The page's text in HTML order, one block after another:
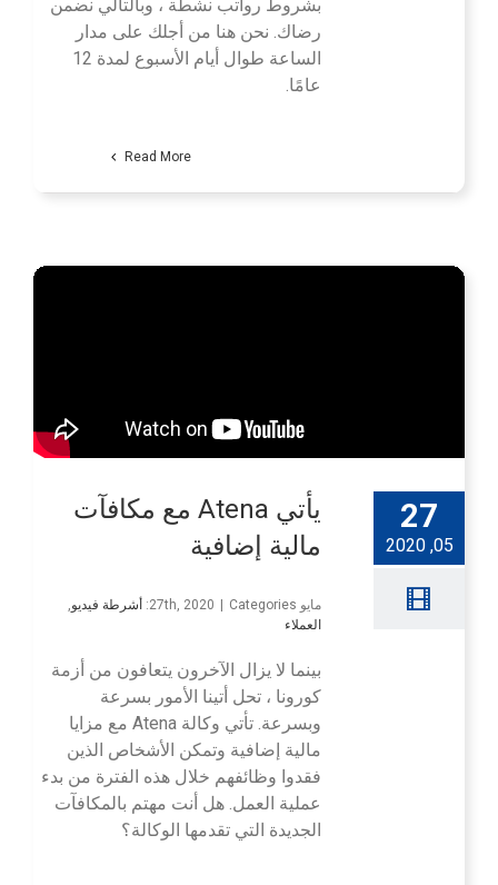
بشروط رواتب نشطة ، وبالتالي نضمن
رضاك. نحن هنا من أجلك على مدار
الساعة طوال أيام الأسبوع لمدة 12
عامًا.
Read More
27
05, 2020
يأتي Atena مع مكافآت
مالية إضافية
مايو 27th, 2020 | Categories: أشرطة فيديو
العملاء
بينما لا يزال الآخرون يتعافون من أزمة
كورونا ، تحل أتينا الأمور بسرعة
وبسرعة. تأتي وكالة Atena مع مزايا
مالية إضافية وتمكن الأشخاص الذين
فقدوا وظائفهم خلال هذه الفترة من بدء
عملية العمل. هل أنت مهتم بالمكافآت
الجديدة التي تقدمها الوكالة؟